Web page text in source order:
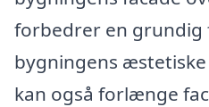
forbedrer en grundig
bygningens
kan også forlænge